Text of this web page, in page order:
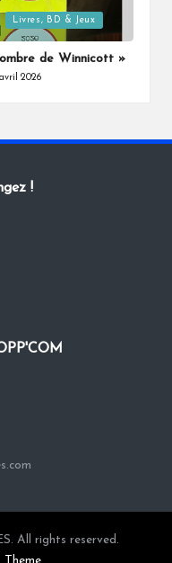
Livres, BD & Jeux
de Winnicott »
2026
!
All rights reserved.